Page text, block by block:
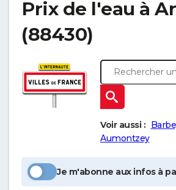
Prix de l'eau à
(88430)
Voir aussi :
Aumontzey
Je m'abonne aux infos à